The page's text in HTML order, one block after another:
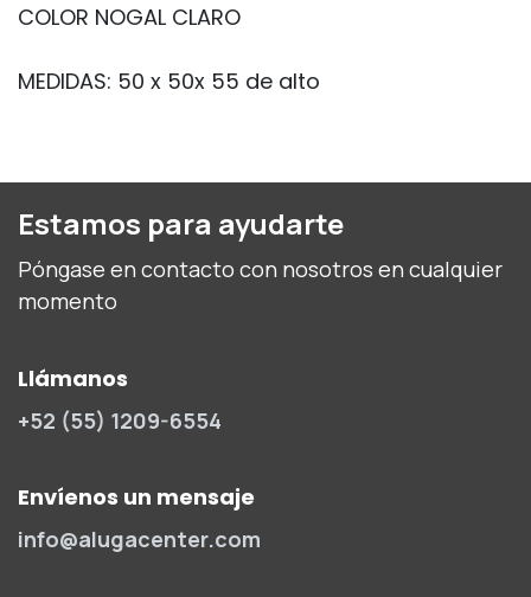
COLOR NOGAL CLARO
MEDIDAS: 50 x 50x 55 de alto
Estamos para ayudarte
Póngase en contacto con nosotros en cualquier
momento
Llámanos
+52 (55) 1209-6554
Envíenos un mensaje
info@alugacenter.com